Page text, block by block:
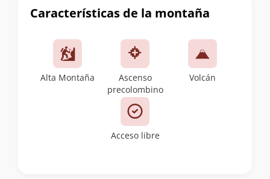
Características de la montaña
Alta Montaña
Ascenso
precolombino
Volcán
Acceso libre